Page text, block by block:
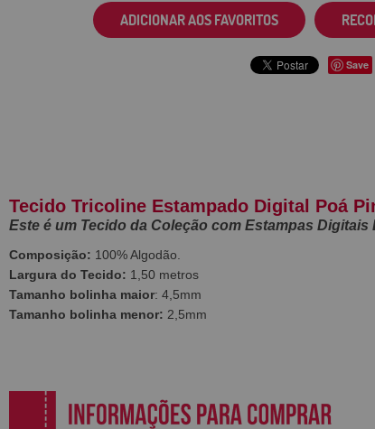
ADICIONAR AOS FAVORITOS
Save
Tecido Tricoline Estampado Digital Poá
Este é um Tecido da Coleção com Estampas
Composição: 100% Algodão.
Largura do Tecido: 1,50 metros
Tamanho bolinha maior: 4,5mm
Tamanho bolinha menor: 2,5mm